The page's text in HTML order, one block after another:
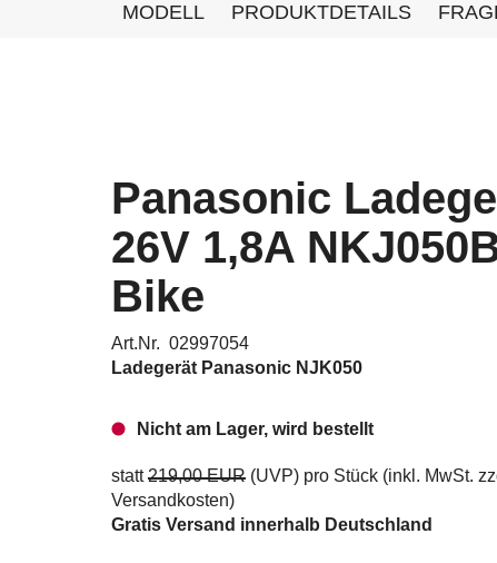
MODELL PRODUKTDETAILS
Panasonic
26V 1,8A
Bike
Art.Nr. 02997054
Ladegerät Panasonic NJK050
Nicht am Lager, wird bestellt
statt219,00 EUR (UVP) pro Stück (inkl. MwSt.
Versandkosten)
Gratis Versand innerhalb Deutschland